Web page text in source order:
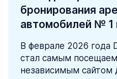
бронирования
автомобилей № 1
В феврале 2026 года
стал самым
независимым сайтом